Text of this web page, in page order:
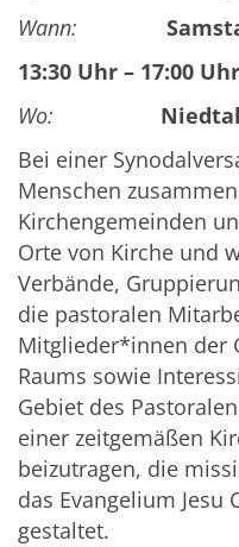
Wann:
13:30 Uhr – 17:00 Uhr
Wo:
Bei einer
Menschen
Kirchengemeinden
Orte von Kirche und
Verbände,
die pastoralen
Mitglieder*innen der
Raums sowie
Gebiet des
einer zeitgemäßen
beizutragen, die
das Evangelium Jesu
gestaltet.